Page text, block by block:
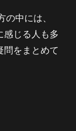
の中には、
感じる人も多
問をまとめて